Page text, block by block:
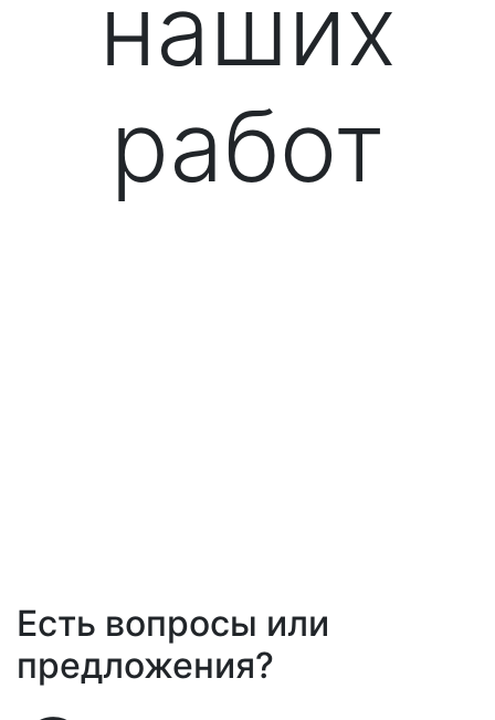
наших
работ
Есть вопросы или
предложения?